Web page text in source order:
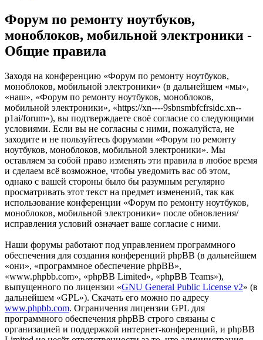
Форум по ремонту ноутбуков,
моноблоков, мобильной электроники -
Общие правила
Заходя на конференцию «Форум по ремонту ноутбуков,
моноблоков, мобильной электроники» (в дальнейшем «мы»,
«наш», «Форум по ремонту ноутбуков, моноблоков,
мобильной электроники», «https://xn----9sbnsmbfcfrsidc.xn--
p1ai/forum»), вы подтверждаете своё согласие со следующими
условиями. Если вы не согласны с ними, пожалуйста, не
заходите и не пользуйтесь форумами «Форум по ремонту
ноутбуков, моноблоков, мобильной электроники». Мы
оставляем за собой право изменять эти правила в любое время
и сделаем всё возможное, чтобы уведомить вас об этом,
однако с вашей стороны было бы разумным регулярно
просматривать этот текст на предмет изменений, так как
использование конференции «Форум по ремонту ноутбуков,
моноблоков, мобильной электроники» после обновления/
исправления условий означает ваше согласие с ними.
Наши форумы работают под управлением программного
обеспечения для создания конференций phpBB (в дальнейшем
«они», «программное обеспечение phpBB»,
«www.phpbb.com», «phpBB Limited», «phpBB Teams»),
выпущенного по лицензии «GNU General Public License v2» (в
дальнейшем «GPL»). Скачать его можно по адресу
www.phpbb.com. Ограничения лицензии GPL для
программного обеспечения phpBB строго связаны с
организацией и поддержкой интернет-конференций, и phpBB